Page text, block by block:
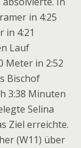
in 4:25
in 4:21
Lauf
Meter in 2:52
Bischof
3:38 Minuten
Selina
Ziel erreichte.
(W11) über